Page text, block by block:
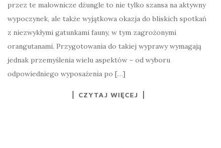
przez te malownicze dżungle to nie tylko szansa na aktywny
wypoczynek, ale także wyjątkowa okazja do bliskich spotkań
z niezwykłymi gatunkami fauny, w tym zagrożonymi
orangutanami. Przygotowania do takiej wyprawy wymagają
jednak przemyślenia wielu aspektów – od wyboru
odpowiedniego wyposażenia po […]
CZYTAJ WIĘCEJ